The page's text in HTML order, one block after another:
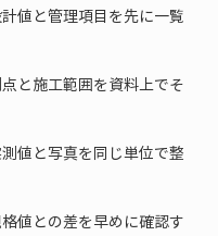
値と管理項目を先に一覧
と施工範囲を資料上でそ
値と写真を同じ単位で整
値との差を早めに確認す